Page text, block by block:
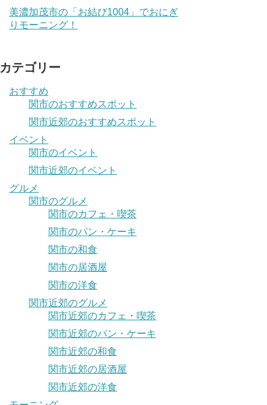
美濃加茂市の「お結び1004」でおにぎ
りモーニング！
カテゴリー
おすすめ
関市のおすすめスポット
関市近郊のおすすめスポット
イベント
関市のイベント
関市近郊のイベント
グルメ
関市のグルメ
関市のカフェ・喫茶
関市のパン・ケーキ
関市の和食
関市の居酒屋
関市の洋食
関市近郊のグルメ
関市近郊のカフェ・喫茶
関市近郊のパン・ケーキ
関市近郊の和食
関市近郊の居酒屋
関市近郊の洋食